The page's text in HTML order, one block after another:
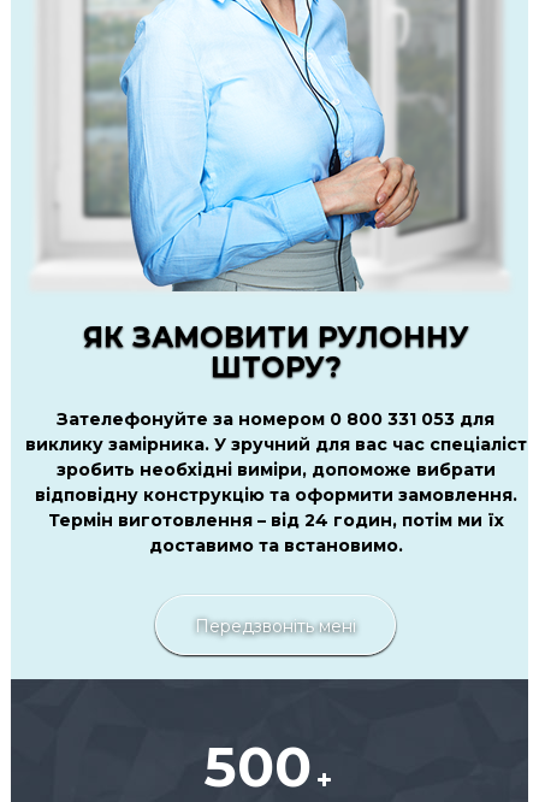
ЯК ЗАМОВИТИ РУЛОННУ
ШТОРУ?
Зателефонуйте за номером 0 800 331 053 для
виклику замірника. У зручний для вас час спеціаліст
зробить необхідні виміри, допоможе вибрати
відповідну конструкцію та оформити замовлення.
Термін виготовлення – від 24 годин, потім ми їх
доставимо та встановимо.
Передзвоніть мені
500